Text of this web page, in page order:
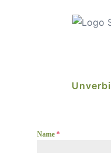
Name *